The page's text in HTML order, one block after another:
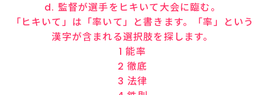
d. 監督が選手をヒキいて大会に臨む。
「ヒキいて」は「率いて」と書きます。「率」という
漢字が含まれる選択肢を探します。
1 能率
2 徹底
3 法律